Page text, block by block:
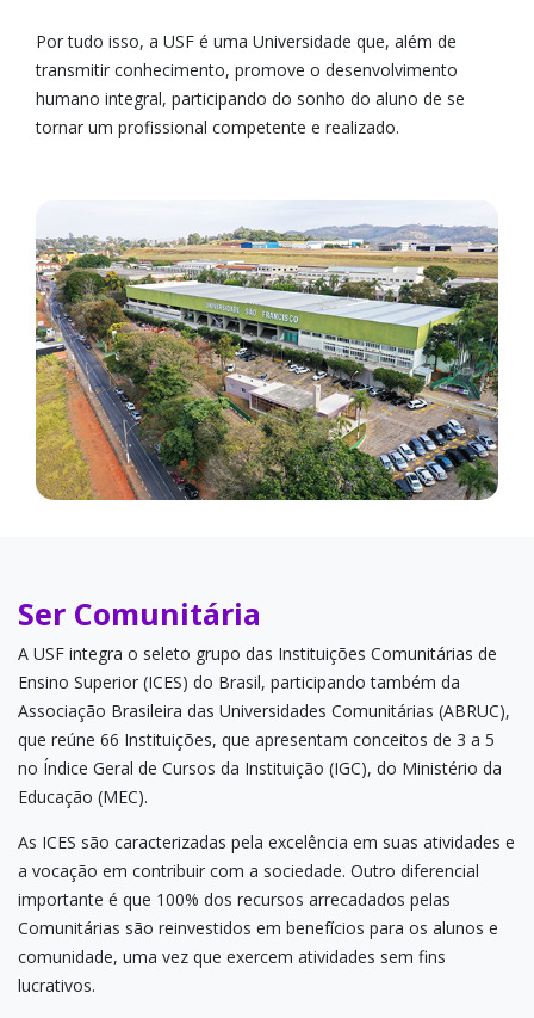
Por tudo isso, a USF é uma Universidade que, além de
transmitir conhecimento, promove o desenvolvimento
humano integral, participando do sonho do aluno de se
tornar um profissional competente e realizado.
Ser Comunitária
A USF integra o seleto grupo das Instituições Comunitárias de
Ensino Superior (ICES) do Brasil, participando também da
Associação Brasileira das Universidades Comunitárias (ABRUC),
que reúne 66 Instituições, que apresentam conceitos de 3 a 5
no Índice Geral de Cursos da Instituição (IGC), do Ministério da
Educação (MEC).
As ICES são caracterizadas pela excelência em suas atividades e
a vocação em contribuir com a sociedade. Outro diferencial
importante é que 100% dos recursos arrecadados pelas
Comunitárias são reinvestidos em benefícios para os alunos e
comunidade, uma vez que exercem atividades sem fins
lucrativos.